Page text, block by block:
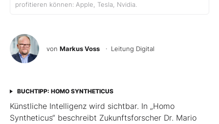
profitieren können: Apple, Tesla, Nvidia.
von Markus Voss · Leitung Digital
BUCHTIPP: HOMO SYNTHETICUS
Künstliche Intelligenz wird sichtbar. In „Homo
Syntheticus“ beschreibt Zukunftsforscher Dr. Mario